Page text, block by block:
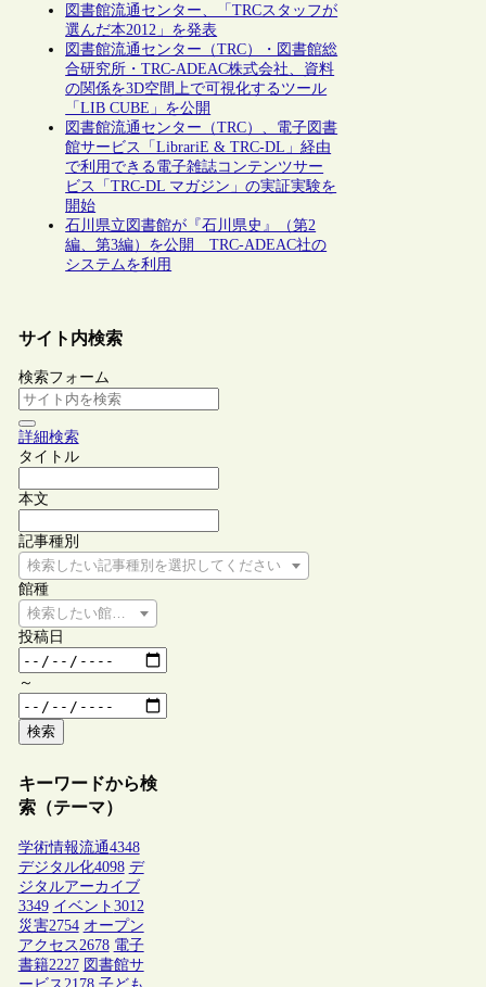
図書館流通センター、「TRCスタッフが
選んだ本2012」を発表
図書館流通センター（TRC）・図書館総
合研究所・TRC-ADEAC株式会社、資料
の関係を3D空間上で可視化するツール
「LIB CUBE」を公開
図書館流通センター（TRC）、電子図書
館サービス「LibrariE & TRC-DL」経由
で利用できる電子雑誌コンテンツサー
ビス「TRC-DL マガジン」の実証実験を
開始
石川県立図書館が『石川県史』（第2
編、第3編）を公開 TRC-ADEAC社の
システムを利用
サイト内検索
検索フォーム
詳細検索
タイトル
本文
記事種別
検索したい記事種別を選択してください
館種
検索したい館種を選択してください
投稿日
～
検索
キーワードから検
索（テーマ）
学術情報流通4348
デジタル化4098 デ
ジタルアーカイブ
3349 イベント 3012
災害2754 オープン
アクセス 2678 電子
書籍2227 図書館サ